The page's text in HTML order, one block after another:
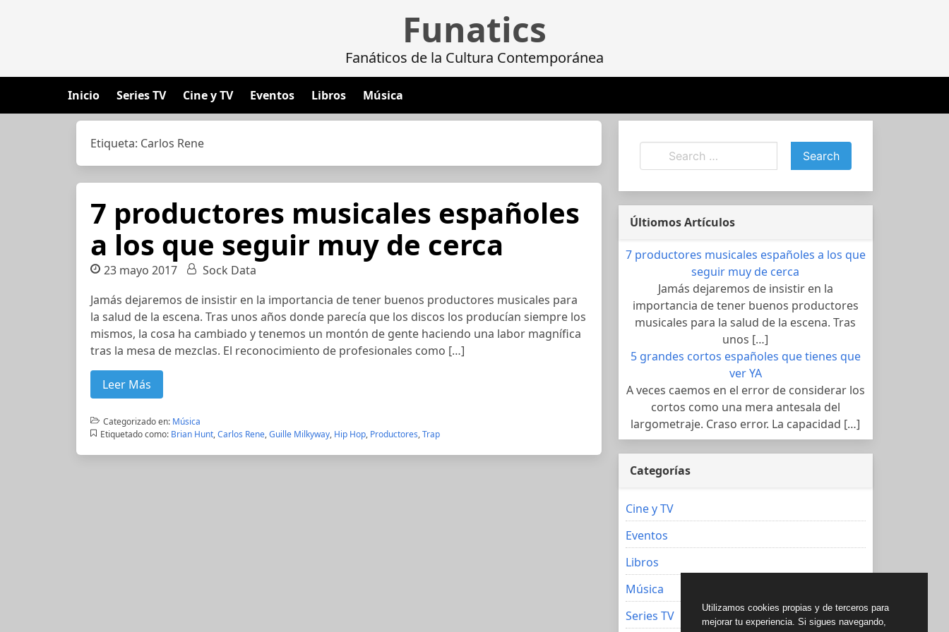
Funatics
Fanáticos de la Cultura Contemporánea
Inicio Series TV Cine y TV Eventos Libros Música
Etiqueta: Carlos Rene
7 productores musicales españoles
a los que seguir muy de cerca
23 mayo 2017
Sock Data
Jamás dejaremos de insistir en la importancia de tener buenos productores musicales para
la salud de la escena. Tras unos años donde parecía que los discos los producían siempre los
mismos, la cosa ha cambiado y tenemos un montón de gente haciendo una labor magnífica
tras la mesa de mezclas. El reconocimiento de profesionales como […]
Leer Más
Categorizado en: Música
Etiquetado como: Brian Hunt,Carlos Rene,Guille Milkyway, Hip Hop, Productores,Trap
Últiomos Artículos
7 productores musicales españoles a los que
seguir muy de cerca
Jamás dejaremos de insistir en la
importancia de tener buenos productores
musicales para la salud de la escena. Tras
unos […]
5 grandes cortos españoles que tienes que
ver YA
A veces caemos en el error de considerar los
cortos como una mera antesala del
largometraje. Craso error. La capacidad […]
Categorías
Cine y TV
Eventos
Libros
Música
Series TV
Utilizamos cookies propias y de terceros para
mejorar tu experiencia. Si sigues navegando,